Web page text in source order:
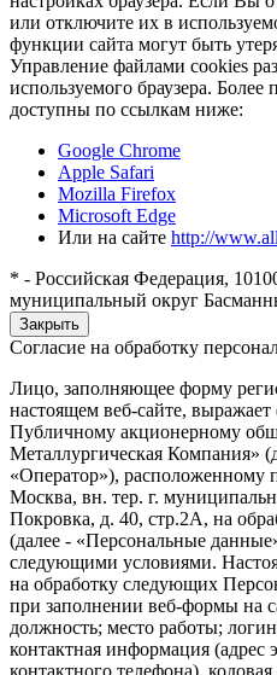
или отключите их в
функции сайта могут быть
Управление файлами cookies
используемого браузера.
доступны по ссылкам ниже:
Google Chrome
Apple Safari
Mozilla Firefox
Microsoft Edge
Или на сайте http://
* - Российская Федерация,
муниципальный округ
Закрыть
Согласие на обработку
Лицо, заполняющее форму
настоящем веб-сайте, выражает
Публичному акционерному
Металлургическая
«Оператор»), расположенному
Москва, вн. тер. г.
Покровка, д. 40, стр.2А, на
(далее - «Персональные
следующими условиями.
на обработку следующих
при заполнении веб-формы на
должность; место работы;
контактная информация
контактного телефона),